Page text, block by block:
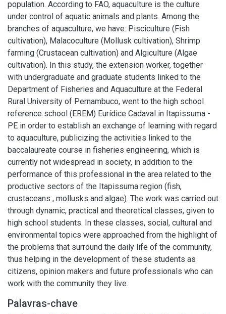
population. According to FAO, aquaculture is the culture
under control of aquatic animals and plants. Among the
branches of aquaculture, we have: Pisciculture (Fish
cultivation), Malacoculture (Mollusk cultivation), Shrimp
farming (Crustacean cultivation) and Algiculture (Algae
cultivation). In this study, the extension worker, together
with undergraduate and graduate students linked to the
Department of Fisheries and Aquaculture at the Federal
Rural University of Pernambuco, went to the high school
reference school (EREM) Eurídice Cadaval in Itapissuma -
PE in order to establish an exchange of learning with regard
to aquaculture, publicizing the activities linked to the
baccalaureate course in fisheries engineering, which is
currently not widespread in society, in addition to the
performance of this professional in the area related to the
productive sectors of the Itapissuma region (fish,
crustaceans , mollusks and algae). The work was carried out
through dynamic, practical and theoretical classes, given to
high school students. In these classes, social, cultural and
environmental topics were approached from the highlight of
the problems that surround the daily life of the community,
thus helping in the development of these students as
citizens, opinion makers and future professionals who can
work with the community they live.
Palavras-chave